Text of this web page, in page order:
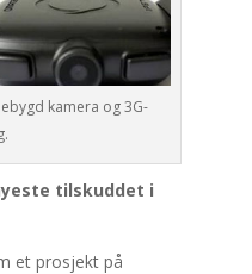
kamera og 3G-
tilskuddet i
et prosjekt på